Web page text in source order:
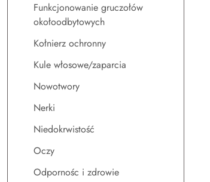
Funkcjonowanie gruczołów
okołoodbytowych
Kołnierz ochronny
Kule włosowe/zaparcia
Nowotwory
Nerki
Niedokrwistość
Oczy
Odpornośc i zdrowie